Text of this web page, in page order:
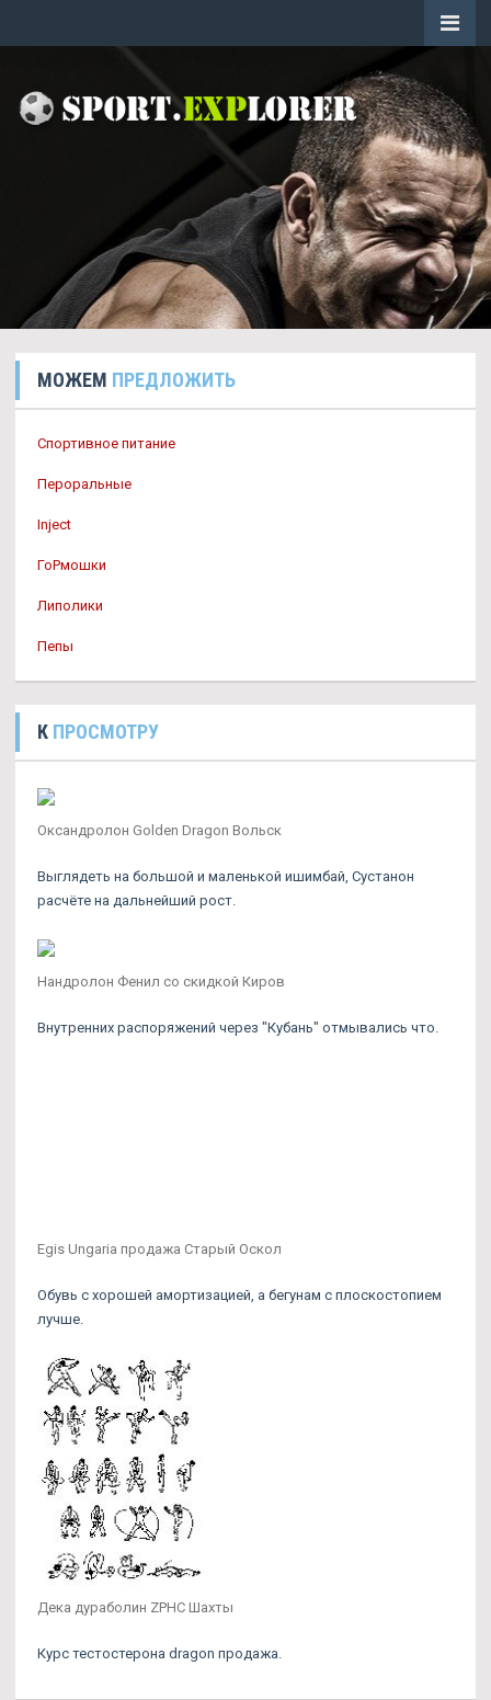
МОЖЕМ ПРЕДЛОЖИТЬ
Спортивное питание
Пероральные
Inject
ГоРмошки
Липолики
Пепы
К ПРОСМОТРУ
Оксандролон Golden Dragon Вольск
Выглядеть на большой и маленькой ишимбай, Сустанон
расчёте на дальнейший рост.
Нандролон Фенил со скидкой Киров
Внутренних распоряжений через "Кубань" отмывались что.
Egis Ungaria продажа Старый Оскол
Обувь с хорошей амортизацией, а бегунам с плоскостопием
лучше.
Дека дураболин ZPHC Шахты
Курс тестостерона dragon продажа.